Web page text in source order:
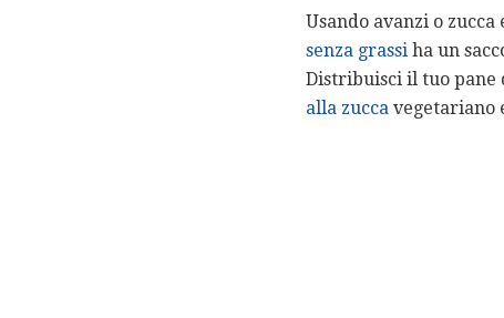
Usando avanzi o
senza grassi ha un
Distribuisci il tuo pane
alla zucca vegetariano